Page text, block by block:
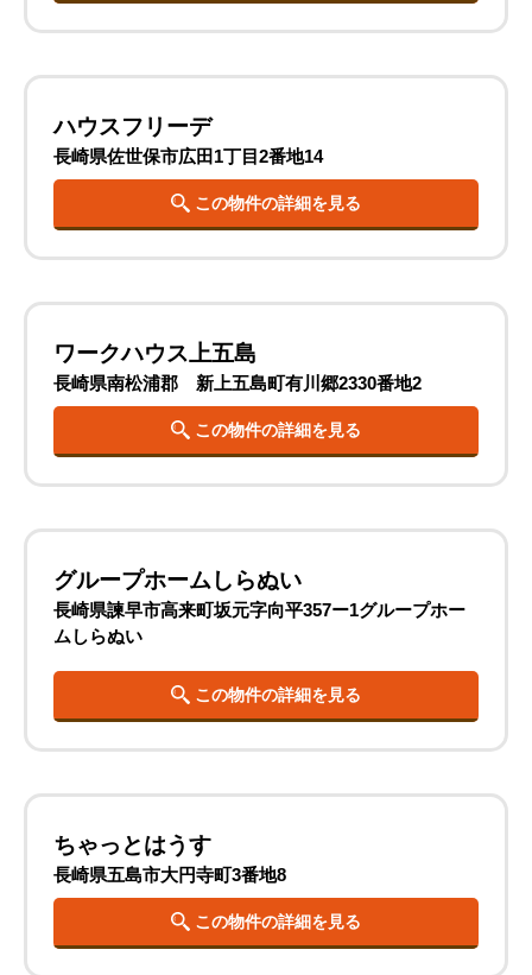
ハウスフリーデ
長崎県佐世保市広田1丁目2番地14
この物件の詳細を見る
ワークハウス上五島
長崎県南松浦郡 新上五島町有川郷2330番地2
この物件の詳細を見る
グループホームしらぬい
長崎県諫早市高来町坂元字向平357ー1グループホー
ムしらぬい
この物件の詳細を見る
ちゃっとはうす
長崎県五島市大円寺町3番地8
この物件の詳細を見る